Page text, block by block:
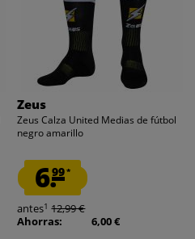
Zeus
Zeus Calza United Medias de fútbol
negro amarillo
6.99*
antes1 12,99 €
Ahorras:
6,00 €